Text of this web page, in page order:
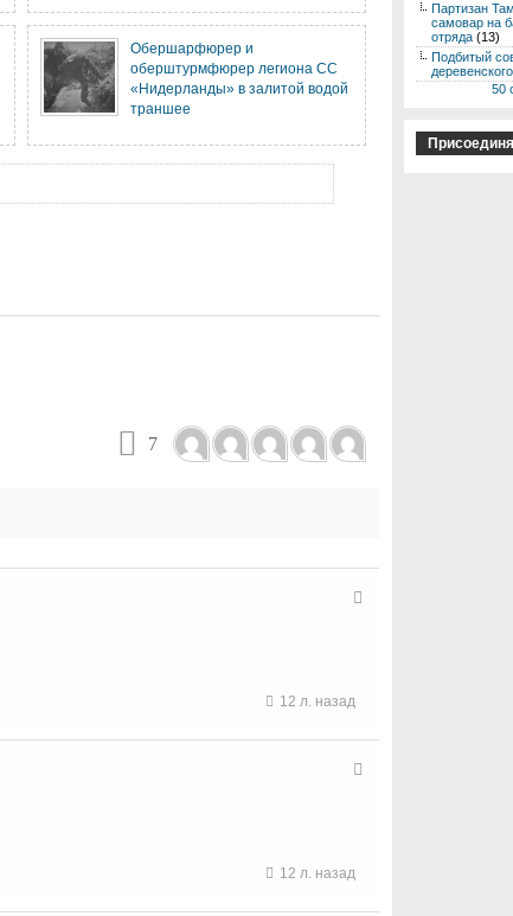
Обершарфюрер и
оберштурмфюрер легиона СС
«Нидерланды» в залитой водой
траншее
7
12 л. назад
12 л. назад
Партизан
самовар на
отряда (13)
Подбитый
50